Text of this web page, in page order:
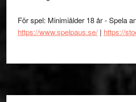
För spel: Minimiålder 18 år - Spela
https://www.spelpaus.se/| https://